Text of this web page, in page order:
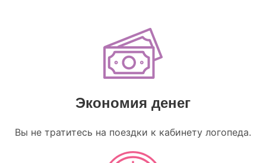
Экономия денег
Вы не тратитесь на поездки к кабинету логопеда.